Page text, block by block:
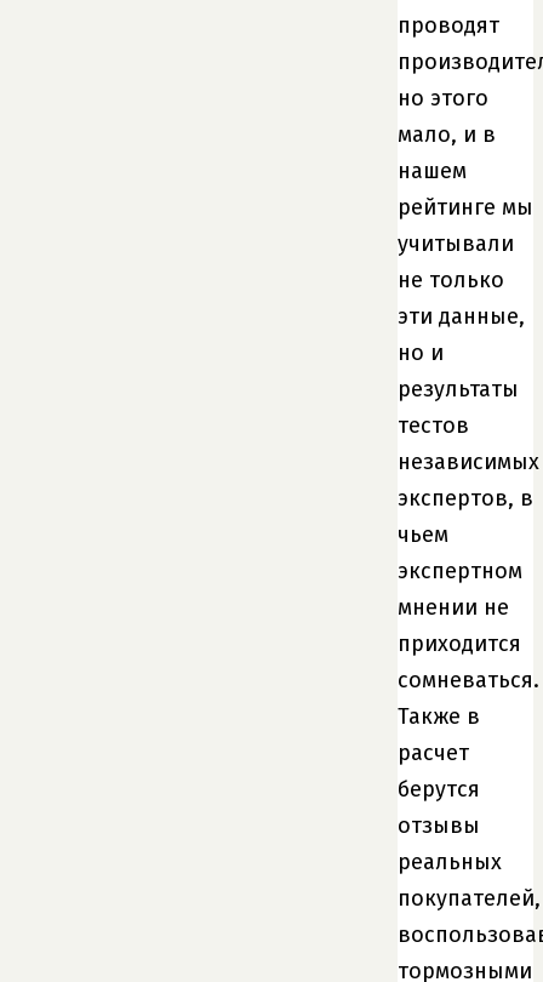
проводят
но этого
мало, и в
нашем
рейтинге мы
учитывали
не только
эти данные,
но и
результаты
тестов
независимых
экспертов, в
чьем
экспертном
мнении не
приходится
сомневаться.
Также в
расчет
берутся
отзывы
реальных
покупателей,
тормозными